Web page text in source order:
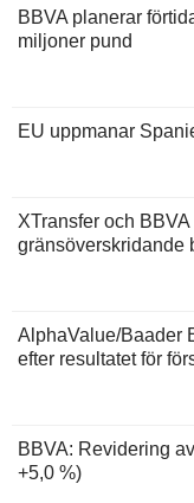
BBVA planerar
miljoner pund
EU uppmanar
XTransfer och
gränsöverskridande
AlphaValue/Baader
efter resultatet för
BBVA: Revidering
+5,0 %)